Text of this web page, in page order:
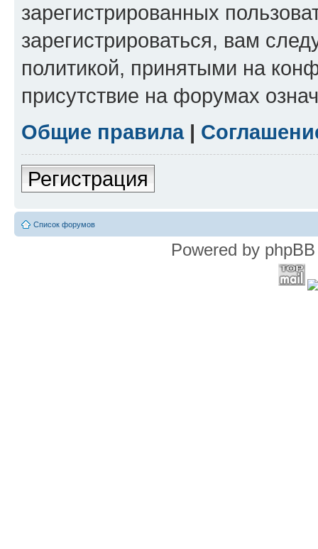
зарегистрированных
зарегистрироваться, вам
политикой, принятыми на
присутствие на форумах
Общие правила|
Регистрация
Список форумов
Powered by